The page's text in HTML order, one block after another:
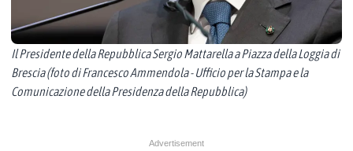
Il Presidente della Repubblica Sergio Mattarella a Piazza della Loggia di
Brescia (foto di Francesco Ammendola - Ufficio per la Stampa e la
Comunicazione della Presidenza della Repubblica)